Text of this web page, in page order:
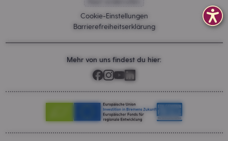
Cookie-Einstellungen
Barrierefreiheitserklärung
Mehr von uns findest du hier: